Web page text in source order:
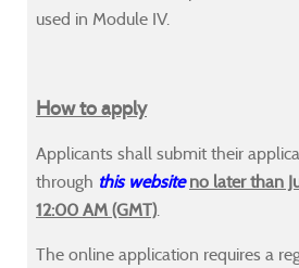
used in Module IV.
How to apply
Applicants shall submit their
through this website no later than
12:00 AM (GMT).
The online application requires a